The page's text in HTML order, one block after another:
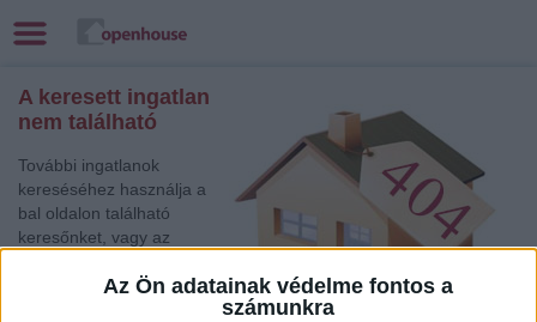
Az Ön adatainak védelme fontos a
számunkra
A keresett ingatlan
nem található
További ingatlanok
kereséséhez használja a
bal oldalon található
keresőnket, vagy az